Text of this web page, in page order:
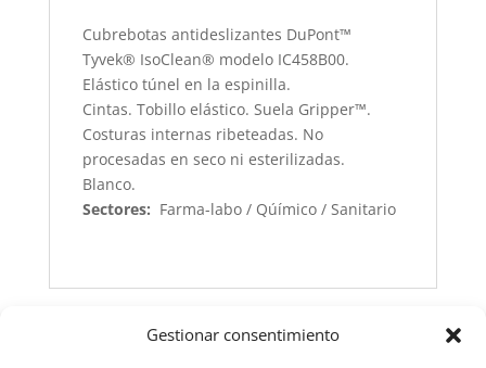
Gestionar consentimiento
Cubrebotas antideslizantes DuPont™
Tyvek® IsoClean® modelo IC458B00.
Elástico túnel en la espinilla.
Cintas. Tobillo elástico. Suela Gripper™.
Costuras internas ribeteadas. No
procesadas en seco ni esterilizadas.
Blanco.
Sectores: Farma-labo / Qúímico / Sanitario